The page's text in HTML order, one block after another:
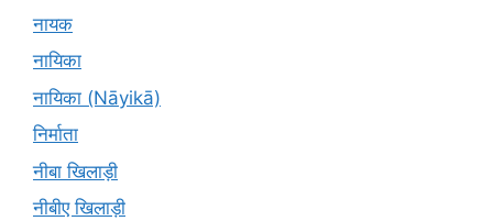
नायक
नायिका
नायिका (Nāyikā)
निर्माता
नीबा खिलाड़ी
नीबीए खिलाड़ी